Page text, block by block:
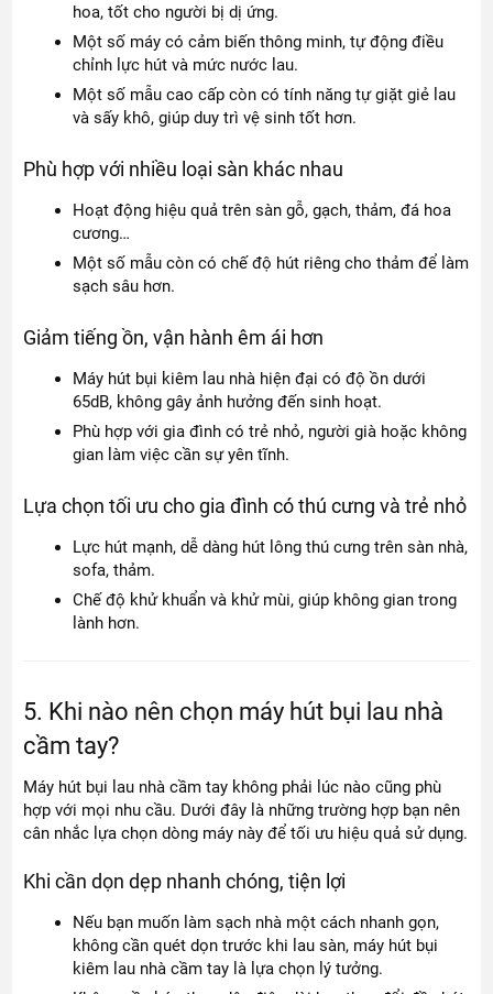
hoa, tốt cho người bị dị ứng.
Một số máy có cảm biến thông minh, tự động điều
chỉnh lực hút và mức nước lau.
Một số mẫu cao cấp còn có tính năng tự giặt giẻ lau
và sấy khô, giúp duy trì vệ sinh tốt hơn.
Phù hợp với nhiều loại sàn khác nhau
Hoạt động hiệu quả trên sàn gỗ, gạch, thảm, đá hoa
cương…
Một số mẫu còn có chế độ hút riêng cho thảm để làm
sạch sâu hơn.
Giảm tiếng ồn, vận hành êm ái hơn
Máy hút bụi kiêm lau nhà hiện đại có độ ồn dưới
65dB, không gây ảnh hưởng đến sinh hoạt.
Phù hợp với gia đình có trẻ nhỏ, người già hoặc không
gian làm việc cần sự yên tĩnh.
Lựa chọn tối ưu cho gia đình có thú cưng và trẻ nhỏ
Lực hút mạnh, dễ dàng hút lông thú cưng trên sàn nhà,
sofa, thảm.
Chế độ khử khuẩn và khử mùi, giúp không gian trong
lành hơn.
5. Khi nào nên chọn máy hút bụi lau nhà
cầm tay?
Máy hút bụi lau nhà cầm tay không phải lúc nào cũng phù
hợp với mọi nhu cầu. Dưới đây là những trường hợp bạn nên
cân nhắc lựa chọn dòng máy này để tối ưu hiệu quả sử dụng.
Khi cần dọn dẹp nhanh chóng, tiện lợi
Nếu bạn muốn làm sạch nhà một cách nhanh gọn,
không cần quét dọn trước khi lau sàn, máy hút bụi
kiêm lau nhà cầm tay là lựa chọn lý tưởng.